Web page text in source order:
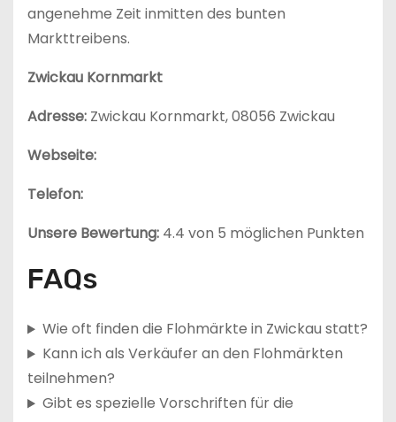
angenehme Zeit inmitten des bunten
Markttreibens.
Zwickau Kornmarkt
Adresse: Zwickau Kornmarkt, 08056 Zwickau
Webseite:
Telefon:
Unsere Bewertung: 4.4 von 5 möglichen Punkten
FAQs
Wie oft finden die Flohmärkte in Zwickau statt?
Kann ich als Verkäufer an den Flohmärkten
teilnehmen?
Gibt es spezielle Vorschriften für die